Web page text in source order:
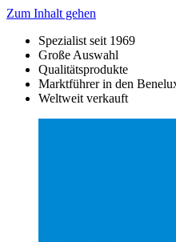
Zum Inhalt gehen
Spezialist seit 1969
Große Auswahl
Qualitätsprodukte
Marktführer in den
Weltweit verkauft